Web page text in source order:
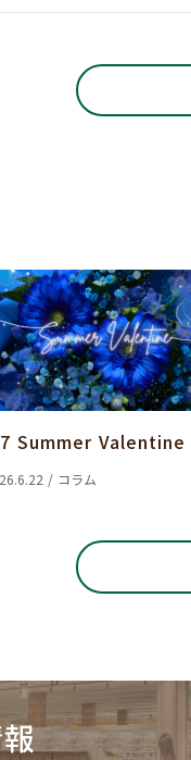
Summer Valentine
/ コラム